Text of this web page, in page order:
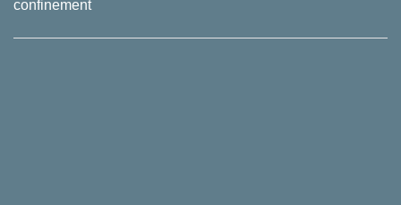
confinement